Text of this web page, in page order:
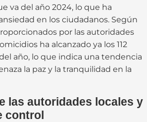
va del año 2024, lo que ha
en los ciudadanos. Según
por las autoridades
ha alcanzado ya los 112
año, lo que indica una tendencia
la paz y la tranquilidad en la
las autoridades locales y
control